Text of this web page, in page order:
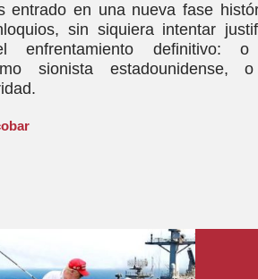
entrado en una nueva fase
sin siquiera intentar
enfrentamiento definitivo:
sionista estadounidense,